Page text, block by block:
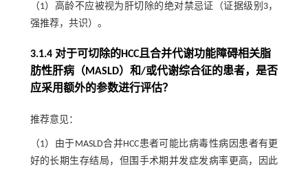
（1）高龄不应被视为肝切除的绝对禁忌证（证据级别3，
强推荐，共识）。
3.1.4 对于可切除的HCC且合并代谢功能障碍相关脂
肪性肝病（MASLD）和/或代谢综合征的患者，是否
应采用额外的参数进行评估？
推荐意见：
（1）由于MASLD合并HCC患者可能比病毒性病因患者有更
好的长期生存结局，但围手术期并发症发病率更高，因此